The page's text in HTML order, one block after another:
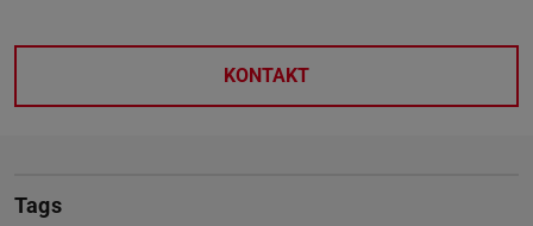
KONTAKT
Tags